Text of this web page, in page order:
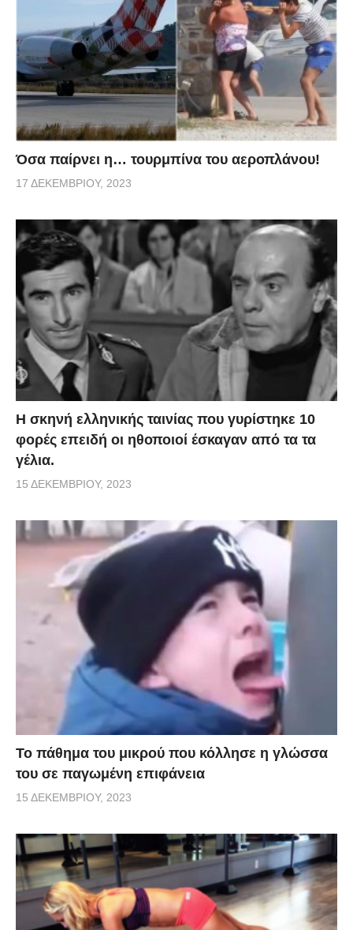
Όσα παίρνει η… τουρμπίνα του αεροπλάνου!
17 ΔΕΚΕΜΒΡΊΟΥ, 2023
H σκηνή ελληνικής ταινίας που γυρίστηκε 10
φορές επειδή οι ηθοποιοί έσκαγαν από τα τα
γέλια.
15 ΔΕΚΕΜΒΡΊΟΥ, 2023
Το πάθημα του μικρού που κόλλησε η γλώσσα
του σε παγωμένη επιφάνεια
15 ΔΕΚΕΜΒΡΊΟΥ, 2023